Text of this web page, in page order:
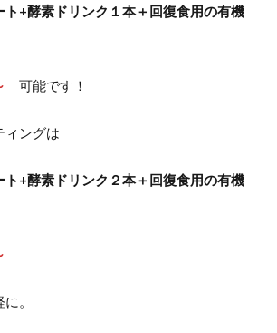
ト+酵素ドリンク１本＋回復食用の有機
可能です！
ィングは
ト+酵素ドリンク２本＋回復食用の有機
。